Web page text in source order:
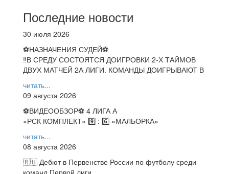
Последние новости
30 июля 2026
⚽НАЗНАЧЕНИЯ СУДЕЙ⚽
‼В СРЕДУ СОСТОЯТСЯ ДОИГРОВКИ 2-Х ТАЙМОВ
ДВУХ МАТЧЕЙ 2А ЛИГИ. КОМАНДЫ ДОИГРЫВАЮТ В
читать...
09 августа 2026
⚽️ВИДЕООБЗОР⚽️ 4 ЛИГА А
«РСК КОМПЛЕКТ» 9️⃣ : 6️⃣ «МАЛЬОРКА»
читать...
08 августа 2026
🇷🇺 Дебют в Первенстве России по футболу среди
команд Первой лиги